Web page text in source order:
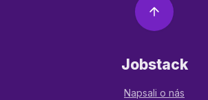
Jobstack
Napsali o nás